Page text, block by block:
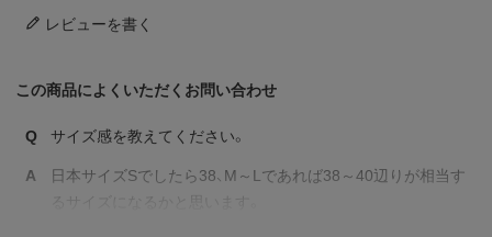
レビューを書く
この商品によくいただくお問い合わせ
Q サイズ感を教えてください。
A
日本サイズSでしたら38、M～Lであれば38～40辺りが相当す
るサイズになるかと思います。